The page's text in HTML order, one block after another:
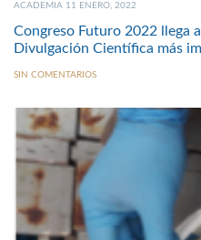
ACADEMIA 11 ENERO, 2022
Congreso Futuro 2022 llega
Divulgación Científica más
SIN COMENTARIOS